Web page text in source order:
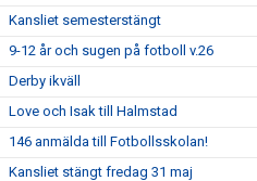
Kansliet semesterstängt
9-12 år och sugen på fotboll v.26
Derby ikväll
Love och Isak till Halmstad
146 anmälda till Fotbollsskolan!
Kansliet stängt fredag 31 maj